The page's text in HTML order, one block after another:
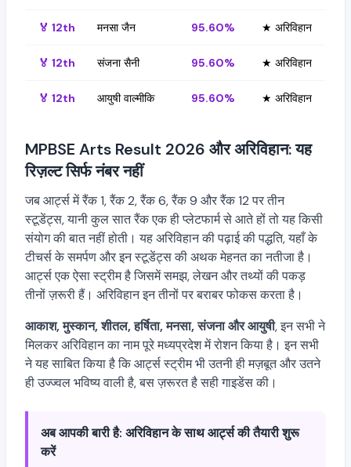
🏅 12th मनसा जैन 95.60% ★ अरिविहान
🏅 12th संजना सैनी 95.60% ★ अरिविहान
🏅 12th आयुषी वाल्मीकि 95.60% ★ अरिविहान
MPBSE Arts Result 2026 और अरिविहान: यह
रिज़ल्ट सिर्फ नंबर नहीं
जब आर्ट्स में रैंक 1, रैंक 2, रैंक 6, रैंक 9 और रैंक 12 पर तीन
स्टूडेंट्स, यानी कुल सात रैंक एक ही प्लेटफार्म से आते हों तो यह किसी
संयोग की बात नहीं होती। यह अरिविहान की पढ़ाई की पद्धति, यहाँ के
टीचर्स के समर्पण और इन स्टूडेंट्स की अथक मेहनत का नतीजा है।
आर्ट्स एक ऐसा स्ट्रीम है जिसमें समझ, लेखन और तथ्यों की पकड़
तीनों ज़रूरी हैं। अरिविहान इन तीनों पर बराबर फोकस करता है।
आकाश, मुस्कान, शीतल, हर्षिता, मनसा, संजना और आयुषी, इन सभी ने
मिलकर अरिविहान का नाम पूरे मध्यप्रदेश में रोशन किया है। इन सभी
ने यह साबित किया है कि आर्ट्स स्ट्रीम भी उतनी ही मज़बूत और उतने
ही उज्ज्वल भविष्य वाली है, बस ज़रूरत है सही गाइडेंस की।
अब आपकी बारी है: अरिविहान के साथ आर्ट्स की तैयारी शुरू
करें